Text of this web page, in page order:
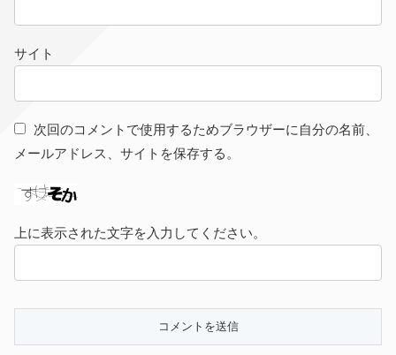
サイト
次回のコメントで使用するためブラウザーに自分の名前、
メールアドレス、サイトを保存する。
上に表示された文字を入力してください。